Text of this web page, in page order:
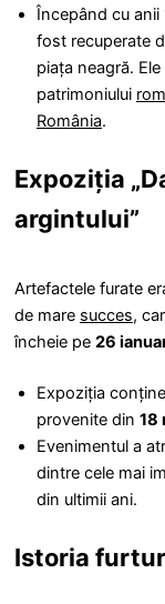
Începând cu
fost recuperate
piața neagră.
patrimoniului
România.
Expoziția
argintului”
Artefactele furate
de mare succes,
încheie pe 26
Expoziția
provenite din 18
Evenimentul a
dintre cele mai
din ultimii ani.
Istoria